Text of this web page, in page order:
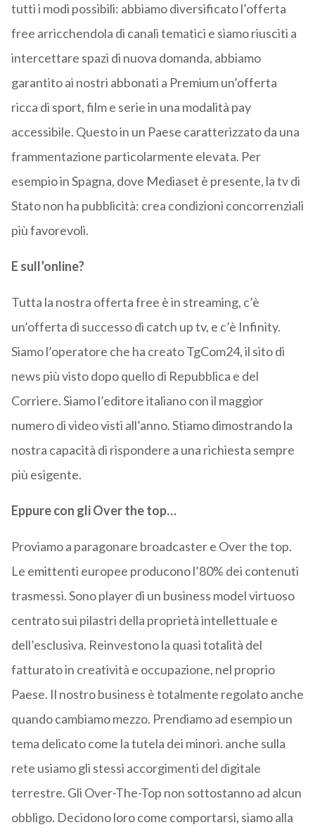
tutti i modi possibili: abbiamo diversificato l’offerta
free arricchendola di canali tematici e siamo riusciti a
intercettare spazi di nuova domanda, abbiamo
garantito ai nostri abbonati a Premium un’offerta
ricca di sport, film e serie in una modalità pay
accessibile. Questo in un Paese caratterizzato da una
frammentazione particolarmente elevata. Per
esempio in Spagna, dove Mediaset è presente, la tv di
Stato non ha pubblicità: crea condizioni concorrenziali
più favorevoli.
E sull’online?
Tutta la nostra offerta free è in streaming, c’è
un’offerta di successo di catch up tv, e c’è Infinity.
Siamo l’operatore che ha creato TgCom24, il sito di
news più visto dopo quello di Repubblica e del
Corriere. Siamo l’editore italiano con il maggior
numero di video visti all’anno. Stiamo dimostrando la
nostra capacità di rispondere a una richiesta sempre
più esigente.
Eppure con gli Over the top…
Proviamo a paragonare broadcaster e Over the top.
Le emittenti europee producono l’80% dei contenuti
trasmessi. Sono player di un business model virtuoso
centrato sui pilastri della proprietà intellettuale e
dell’esclusiva. Reinvestono la quasi totalità del
fatturato in creatività e occupazione, nel proprio
Paese. Il nostro business è totalmente regolato anche
quando cambiamo mezzo. Prendiamo ad esempio un
tema delicato come la tutela dei minori. anche sulla
rete usiamo gli stessi accorgimenti del digitale
terrestre. Gli Over-The-Top non sottostanno ad alcun
obbligo. Decidono loro come comportarsi, siamo alla